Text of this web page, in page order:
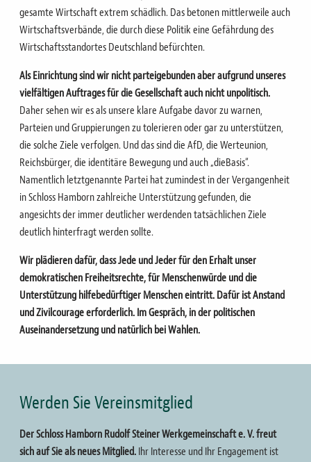
gesamte Wirtschaft extrem schädlich. Das betonen mittlerweile auch
Wirtschaftsverbände, die durch diese Politik eine Gefährdung des
Wirtschaftsstandortes Deutschland befürchten.
Als Einrichtung sind wir nicht parteigebunden aber aufgrund unseres
vielfältigen Auftrages für die Gesellschaft auch nicht unpolitisch.
Daher sehen wir es als unsere klare Aufgabe davor zu warnen,
Parteien und Gruppierungen zu tolerieren oder gar zu unterstützen,
die solche Ziele verfolgen. Und das sind die AfD, die Werteunion,
Reichsbürger, die identitäre Bewegung und auch „dieBasis“.
Namentlich letztgenannte Partei hat zumindest in der Vergangenheit
in Schloss Hamborn zahlreiche Unterstützung gefunden, die
angesichts der immer deutlicher werdenden tatsächlichen Ziele
deutlich hinterfragt werden sollte.
Wir plädieren dafür, dass Jede und Jeder für den Erhalt unser
demokratischen Freiheitsrechte, für Menschenwürde und die
Unterstützung hilfebedürftiger Menschen eintritt. Dafür ist Anstand
und Zivilcourage erforderlich. Im Gespräch, in der politischen
Auseinandersetzung und natürlich bei Wahlen.
Werden Sie Vereinsmitglied
Der Schloss Hamborn Rudolf Steiner Werkgemeinschaft e. V. freut
sich auf Sie als neues Mitglied.Ihr Interesse und Ihr Engagement ist